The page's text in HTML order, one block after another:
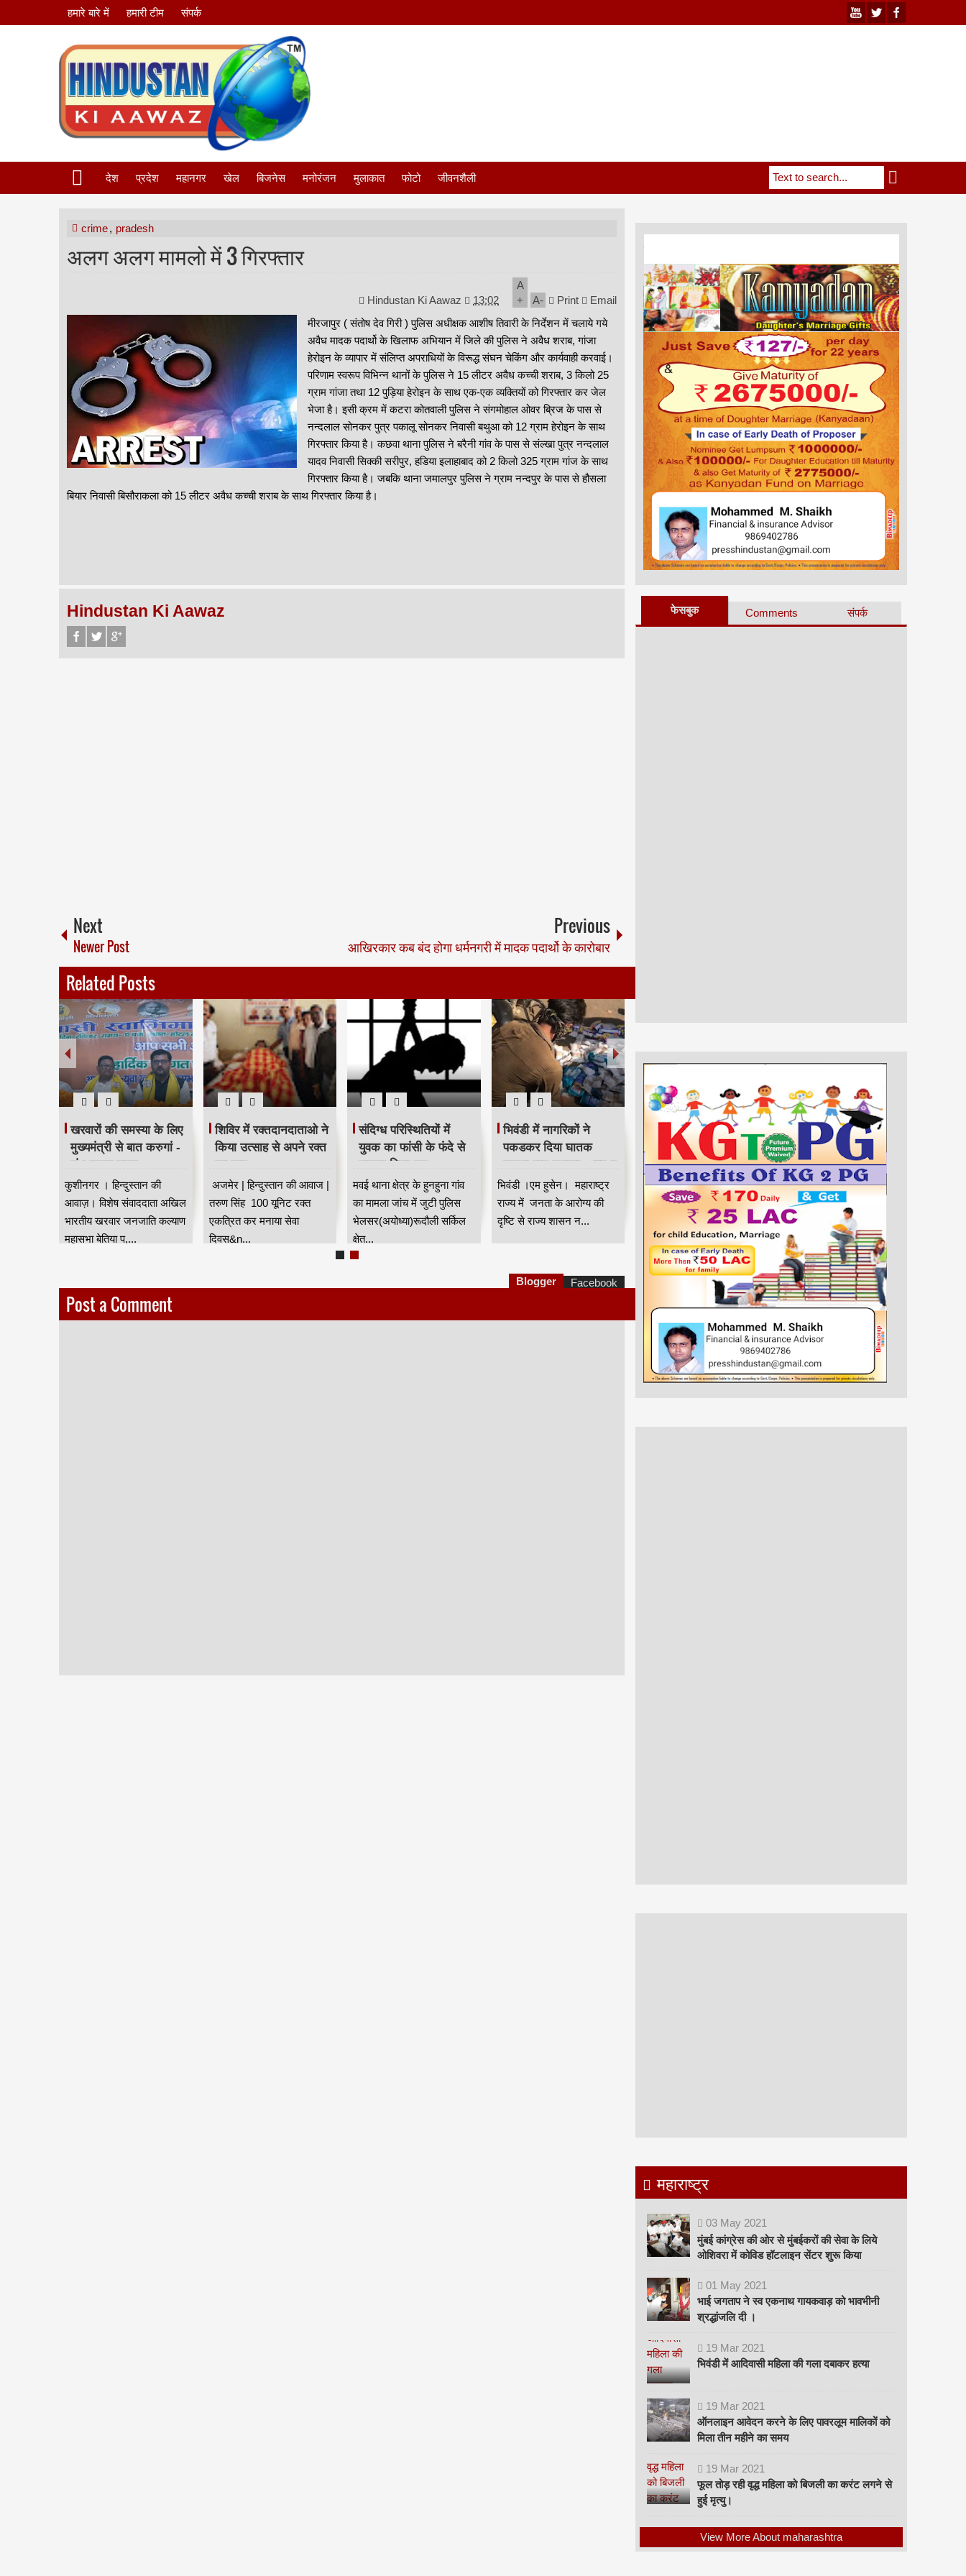
हमारे बारे में हमारी टीम संपर्क
देश प्रदेश महानगर खेल बिजनेस मनोरंजन मुलाकात फोटो जीवनशैली
crime, pradesh
अलग अलग मामलो में 3 गिरफ्तार
Hindustan Ki Aawaz 13:02
A
+
A- Print
Email
मीरजापुर ( संतोष देव गिरी ) पुलिस अधीक्षक आशीष तिवारी के निर्देशन में चलाये गये
अवैध मादक पदार्थो के खिलाफ अभियान में जिले की पुलिस ने अवैध शराब, गांजा
हेरोइन के व्यापार में संलिप्त अपराधियों के विरूद्ध संघन चेकिंग और कार्यवाही करवाई।
परिणाम स्वरूप विभिन्न थानों के पुलिस ने 15 लीटर अवैध कच्ची शराब, 3 किलो 25
ग्राम गांजा तथा 12 पुड़िया हेरोइन के साथ एक-एक व्यक्तियों को गिरफ्तार कर जेल
भेजा है। इसी क्रम में कटरा कोतवाली पुलिस ने संगमोहाल ओवर ब्रिज के पास से
नन्दलाल सोनकर पुत्र पकालू सोनकर निवासी बथुआ को 12 ग्राम हेरोइन के साथ
गिरफ्तार किया है। कछवा थाना पुलिस ने बरैनी गांव के पास से संल्खा पुत्र नन्दलाल
यादव निवासी सिक्की सरीपुर, हडिया इलाहाबाद को 2 किलो 325 ग्राम गांज के साथ
गिरफ्तार किया है। जबकि थाना जमालपुर पुलिस ने ग्राम नन्दपुर के पास से हौसला
बियार निवासी बिसौराकला को 15 लीटर अवैध कच्ची शराब के साथ गिरफ्तार किया है।
Hindustan Ki Aawaz
Next
Newer Post
Previous
आखिरकार कब बंद होगा धर्मनगरी में मादक पदार्थो के कारोबार
Related Posts
खरवारों की समस्या के लिए
मुख्यमंत्री से बात करुगां -
शंभू कुमार सुमन
कुशीनगर । हिन्दुस्तान की
आवाज़। विशेष संवाददाता अखिल
भारतीय खरवार जनजाति कल्याण
महासभा बेतिया प,...
शिविर में रक्तदानदाताओ ने
किया उत्साह से अपने रक्त
का दान
अजमेर | हिन्दुस्तान की आवाज |
तरुण सिंह 100 यूनिट रक्त
एकत्रित कर मनाया सेवा
दिवस&n...
संदिग्ध परिस्थितियों में
युवक का फांसी के फंदे से
लटका मिला शव
मवई थाना क्षेत्र के हुनहुना गांव
का मामला जांच में जुटी पुलिस
भेलसर(अयोध्या)रूदौली सर्किल
क्षेत...
भिवंडी में नागरिकों ने
पकडकर दिया घातक
गुटखा पान मसाला, अन्न व
औषध प्रशासन द्वारा मामला
दर्ज
भिवंडी ।एम हुसेन। महाराष्ट्र
राज्य में जनता के आरोग्य की
दृष्टि से राज्य शासन न...
Post a Comment
Blogger Facebook
फेसबुक Comments संपर्क
महाराष्ट्र
03 May 2021
मुंबई कांग्रेस की ओर से मुंबईकरों की सेवा के लिये
ओशिवरा में कोविड हॉटलाइन सेंटर शुरू किया
01 May 2021
भाई जगताप ने स्व एकनाथ गायकवाड़ को भावभीनी
श्रद्धांजलि दी ।
19 Mar 2021
भिवंडी में आदिवासी महिला की गला दबाकर हत्या
19 Mar 2021
ऑनलाइन आवेदन करने के लिए पावरलूम मालिकों को
मिला तीन महीने का समय
19 Mar 2021
फूल तोड़ रही वृद्ध महिला को बिजली का करंट लगने से
हुई मृत्यु।
View More About maharashtra